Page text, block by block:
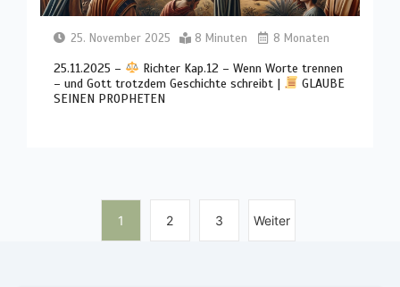
25. November 2025 8 Minuten 8 Monaten
25.11.2025 –
Richter Kap.12 – Wenn Worte trennen
– und Gott trotzdem Geschichte schreibt |
GLAUBE
SEINEN PROPHETEN
1 2 3 Weiter